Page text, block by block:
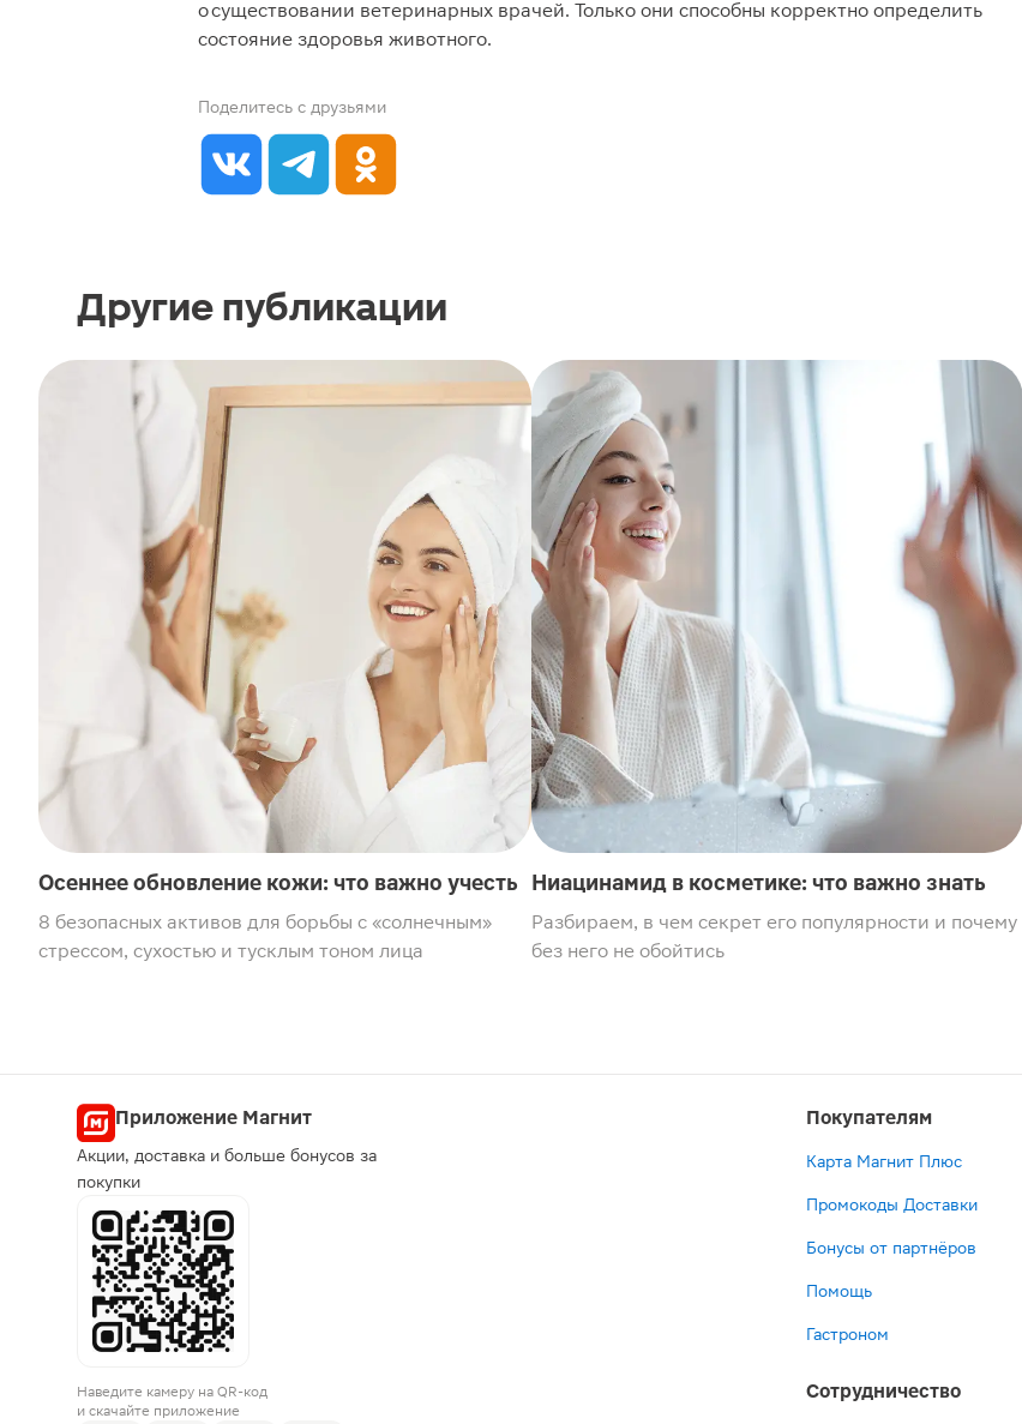
о существовании ветеринарных врачей. Только они способны корректно определить
состояние здоровья животного.
Поделитесь с друзьями
Другие публикации
Осеннее обновление кожи: что важно учесть
8 безопасных активов для борьбы с «солнечным»
стрессом, сухостью и тусклым тоном лица
Ниацинамид в косметике: что важно знать
Разбираем, в чем секрет его популярности и почему
без него не обойтись
Приложение Магнит
Акции, доставка и больше бонусов за
покупки
Наведите камеру на QR-код
и скачайте приложение
Покупателям
Карта Магнит Плюс
Промокоды Доставки
Бонусы от партнёров
Помощь
Гастроном
Сотрудничество